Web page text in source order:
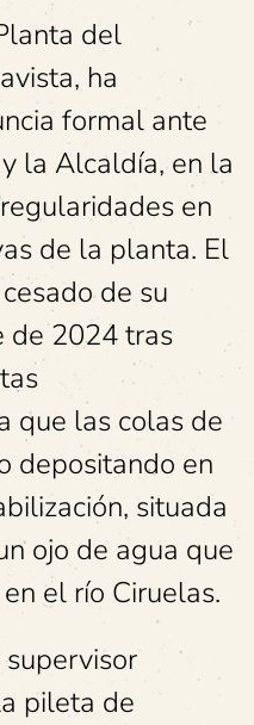
del
ha
formal ante
la Alcaldía, en la
en
de la planta. El
de su
de 2024 tras
que las colas de
depositando en
situada
ojo de agua que
el río Ciruelas.
supervisor
pileta de